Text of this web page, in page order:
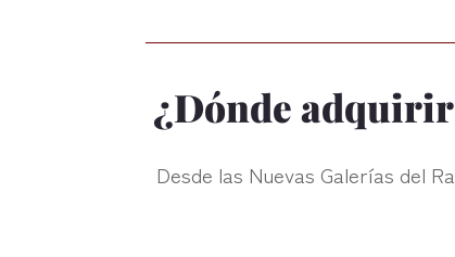
¿Dónde
Desde las Nuevas Galerías del